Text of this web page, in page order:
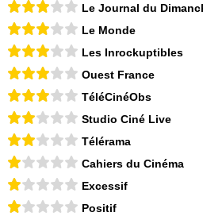
Le Journal du
Le Monde
Les Inrockuptibles
Ouest France
TéléCinéObs
Studio Ciné Live
Télérama
Cahiers du Cinéma
Excessif
Positif